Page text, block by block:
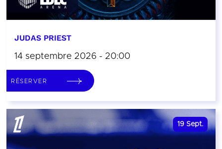
JUDAS PRIEST
14 septembre 2026 - 20:00
RÉSERVER
19 Sept.